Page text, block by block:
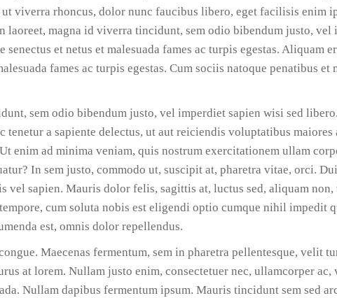
viverra rhoncus, dolor nunc faucibus libero, eget facilisis enim
laoreet, magna id viverra tincidunt, sem odio bibendum justo, vel
et netus et malesuada fames ac turpis egestas. Aliquam
fames ac turpis egestas. Cum sociis natoque penatibus et
sem odio bibendum justo, vel imperdiet sapien wisi sed
tenetur a sapiente delectus, ut aut reiciendis voluptatibus maiores
enim ad minima veniam, quis nostrum exercitationem ullam
In sem justo, commodo ut, suscipit at, pharetra vitae, orci.
sapien. Mauris dolor felis, sagittis at, luctus sed, aliquam non,
cum soluta nobis est eligendi optio cumque nihil impedit
est, omnis dolor repellendus.
Maecenas fermentum, sem in pharetra pellentesque, velit
at lorem. Nullam justo enim, consectetuer nec, ullamcorper ac,
Nullam dapibus fermentum ipsum. Mauris tincidunt sem sed